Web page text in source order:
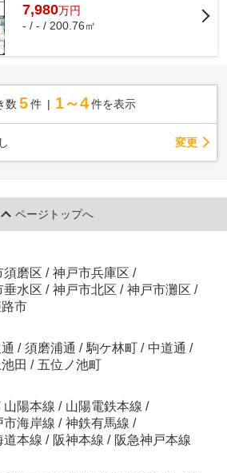
7,980万円
- / - / 200.76㎡
数 5 件 1～4 件を表示
変更
ページトップへ
須磨区 / 神戸市兵庫区 /
垂水区 / 神戸市北区 / 神戸市灘区 /
市
/ 須磨浦通 / 駒ケ林町 / 中道通 /
池田 / 五位ノ池町
山陽本線 / 山陽電鉄本線 /
市海岸線 / 神鉄有馬線 /
道本線 / 阪神本線 / 阪急神戸本線